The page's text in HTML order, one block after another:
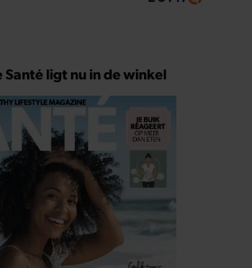
Santé ligt nu in de winkel